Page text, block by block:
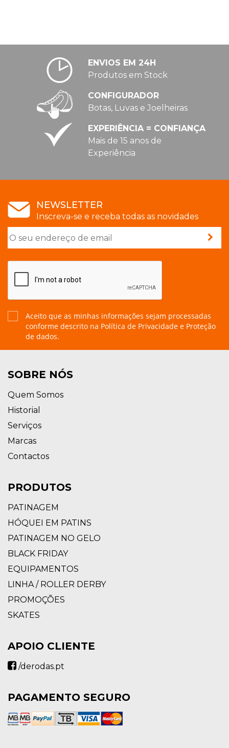
ENVIOS EM 24H
Produtos em Stock
CONFIGURADOR
Botas, Luvas e Joelheiras
EXPERIÊNCIA = CONFIANÇA
Mais de 15 anos de
Experiência
NEWSLETTER
Inscreva-se e receba todas as novidades
Aceito que as minhas informações sejam processadas
conforme descrito na Política de Privacidade e Proteção
de dados.
SOBRE NÓS
Quem Somos
Historial
Serviços
Marcas
Contactos
PRODUTOS
PATINAGEM
HÓQUEI EM PATINS
PATINAGEM NO GELO
BLACK FRIDAY
EQUIPAMENTOS
LINHA / ROLLER DERBY
PROMOÇÕES
SKATES
APOIO CLIENTE
/derodas.pt
PAGAMENTO SEGURO